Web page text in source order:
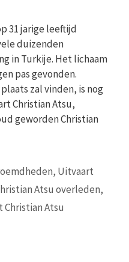
31 jarige leeftijd
duizenden
in Turkije. Het lichaam
pas gevonden.
zal vinden, is nog
Christian Atsu,
geworden Christian
, Uitvaart
Atsu overleden,
Christian Atsu